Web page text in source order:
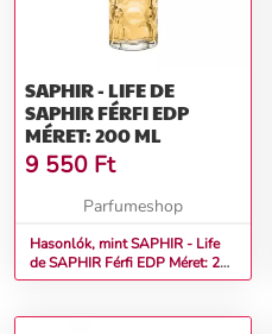
SAPHIR - LIFE DE
SAPHIR FÉRFI EDP
MÉRET: 200 ML
9 550 Ft
Parfumeshop
Hasonlók, mint SAPHIR - Life
de SAPHIR Férfi EDP Méret: 200
ml